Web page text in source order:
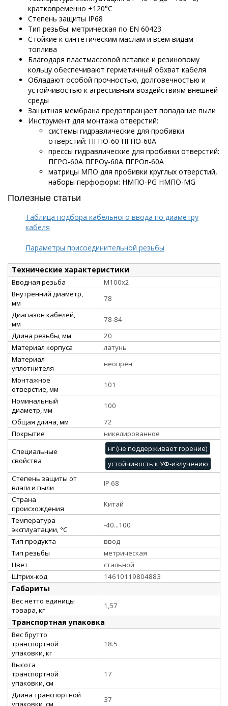
кратковременно +120°С
Степень защиты IP68
Тип резьбы: метрическая по EN 60423
Стойкие к синтетическим маслам и всем видам
топлива
Благодаря пластмассовой вставке и резиновому
кольцу обеспечивают герметичный обхват кабеля
Обладают особой прочностью, долговечностью и
устойчивостью к агрессивным воздействиям внешней
среды
Защитная мембрана предотвращает попадание пыли
Инструмент для монтажа отверстий:
системы гидравлические для пробивки
отверстий: ПГПО-60 ПГПО-60А
прессы гидравлические для пробивки отверстий:
ПГРО-60А ПГРОу-60А ПГРОп-60А
матрицы МПО для пробивки круглых отверстий,
наборы перфоформ: НМПО-PG НМПО-MG
Полезные статьи
Таблица подбора кабельного ввода по диаметру
кабеля
Параметры присоединительной резьбы
Технические характеристики
Вводная резьба
M100x2
Внутренний диаметр,
мм
78
Диапазон кабелей,
мм
78-84
Длина резьбы, мм
20
Материал корпуса
латунь
Материал
уплотнителя
неопрен
Монтажное
отверстие, мм
101
Номинальный
диаметр, мм
100
Общая длина, мм
72
Покрытие
никелированное
Специальные
свойства
нг (не поддерживает горение)
устойчивость к УФ-излучению
Степень защиты от
влаги и пыли
IP 68
Страна
происхождения
Китай
Температура
эксплуатации, °С
-40...100
Тип продукта
ввод
Тип резьбы
метрическая
Цвет
стальной
Штрих-код
14610119804883
Габариты
Вес нетто единицы
товара, кг
1,57
Транспортная упаковка
Вес брутто
транспортной
упаковки, кг
18.5
Высота
транспортной
упаковки, см
17
Длина транспортной
упаковки, см
37